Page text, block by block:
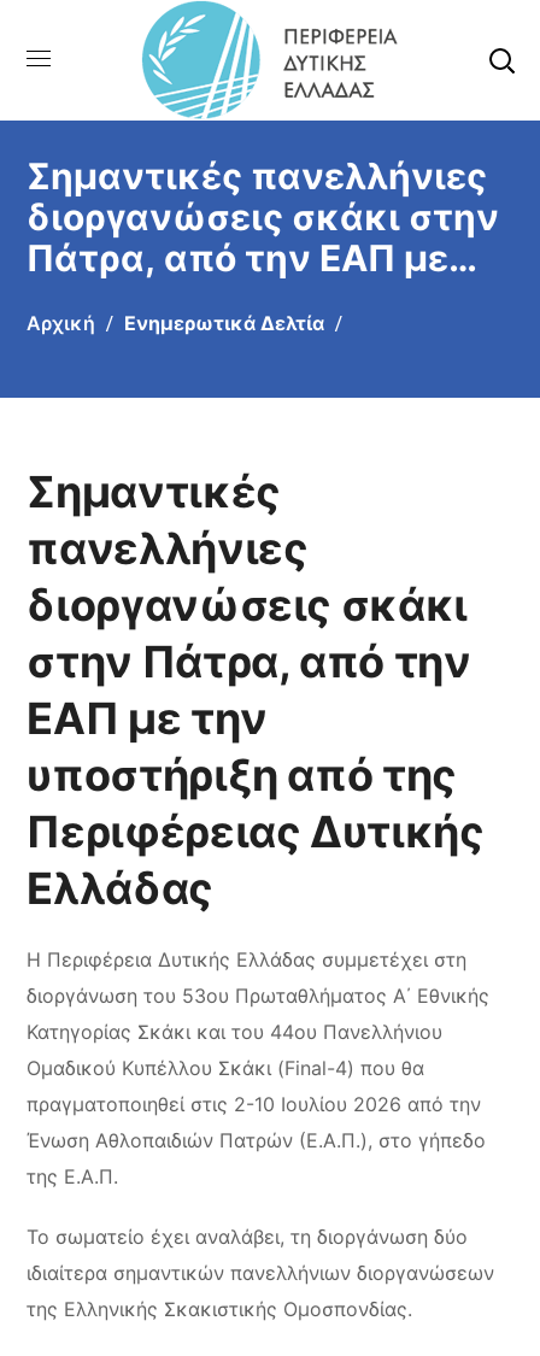
Σημαντικές πανελλήνιες
διοργανώσεις σκάκι στην
Πάτρα, από την ΕΑΠ με
Περιφέρειας Δυτικής
Αρχική Ενημερωτικά Δελτία
Σημαντικές
πανελλήνιες
διοργανώσεις σκάκι
στην Πάτρα, από την
ΕΑΠ με την
υποστήριξη από της
Περιφέρειας Δυτικής
Ελλάδας
Η Περιφέρεια Δυτικής Ελλάδας συμμετέχει στη
διοργάνωση του 53ου Πρωταθλήματος Α΄ Εθνικής
Κατηγορίας Σκάκι και του 44ου Πανελλήνιου
Ομαδικού Κυπέλλου Σκάκι (Final-4) που θα
πραγματοποιηθεί στις 2-10 Ιουλίου 2026 από την
Ένωση Αθλοπαιδιών Πατρών (Ε.Α.Π.), στο γήπεδο
της Ε.Α.Π.
Το σωματείο έχει αναλάβει, τη διοργάνωση δύο
ιδιαίτερα σημαντικών πανελλήνιων διοργανώσεων
της Ελληνικής Σκακιστικής Ομοσπονδίας.